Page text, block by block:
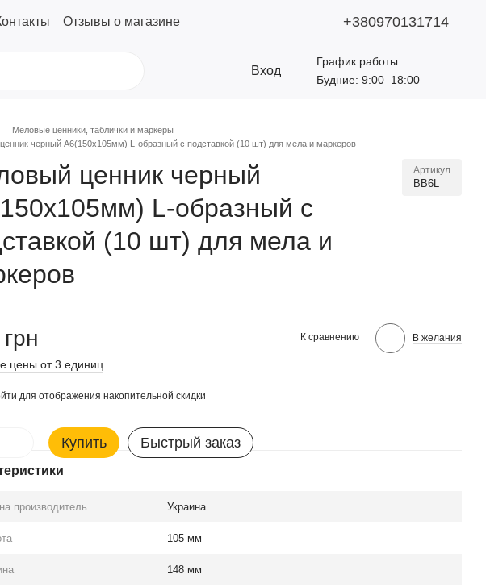
Отзывы о магазине +380970131714
Вход
График работы:
Будние: 9:00–18:00
Меловые ценники, таблички и маркеры
черный А6(150х105мм) L-образный с подставкой (10 шт) для мела и маркеров
ценник черный
L-образный с
(10 шт) для мела и
Артикул
BB6L
К сравнению В желания
цены от 3 единиц
для отображения накопительной скидки
Купить Быстрый заказ
производитель Украина
105 мм
148 мм